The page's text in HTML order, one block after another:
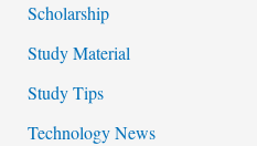
Scholarship
Study Material
Study Tips
Technology News